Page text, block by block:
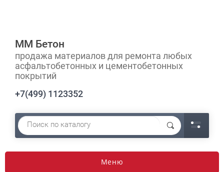
ММ Бетон
продажа материалов для ремонта любых
асфальтобетонных и цементобетонных
покрытий
+7(499) 1123352
Меню